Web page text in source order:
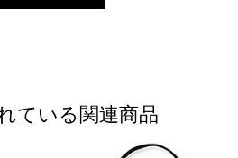
ている関連商品